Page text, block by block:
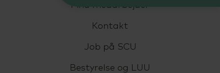
Find medarbejder
Kontakt
Job på SCU
Bestyrelse og LUU